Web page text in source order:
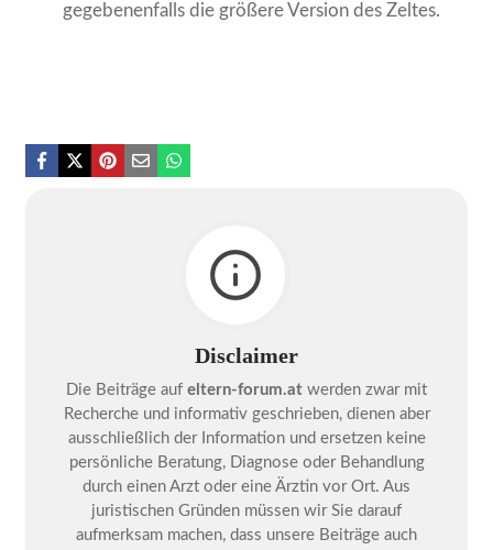
gegebenenfalls die größere Version des Zeltes.
Disclaimer
Die Beiträge auf eltern-forum.at werden zwar mit
Recherche und informativ geschrieben, dienen aber
ausschließlich der Information und ersetzen keine
persönliche Beratung, Diagnose oder Behandlung
durch einen Arzt oder eine Ärztin vor Ort. Aus
juristischen Gründen müssen wir Sie darauf
aufmerksam machen, dass unsere Beiträge auch